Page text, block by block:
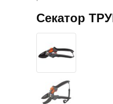
Секатор